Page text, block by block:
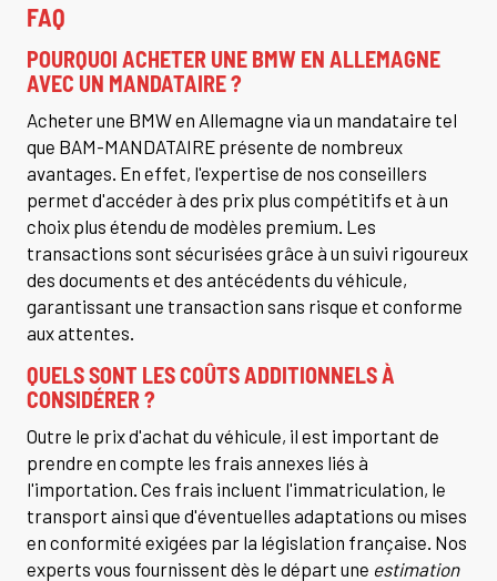
FAQ
POURQUOI ACHETER UNE BMW EN ALLEMAGNE
AVEC UN MANDATAIRE ?
Acheter une BMW en Allemagne via un mandataire tel
que BAM-MANDATAIRE présente de nombreux
avantages. En effet, l'expertise de nos conseillers
permet d'accéder à des prix plus compétitifs et à un
choix plus étendu de modèles premium. Les
transactions sont sécurisées grâce à un suivi rigoureux
des documents et des antécédents du véhicule,
garantissant une transaction sans risque et conforme
aux attentes.
QUELS SONT LES COÛTS ADDITIONNELS À
CONSIDÉRER ?
Outre le prix d'achat du véhicule, il est important de
prendre en compte les frais annexes liés à
l'importation. Ces frais incluent l'immatriculation, le
transport ainsi que d'éventuelles adaptations ou mises
en conformité exigées par la législation française. Nos
experts vous fournissent dès le départ une estimation